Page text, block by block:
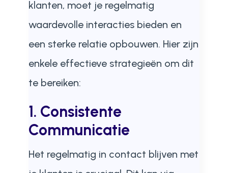
klanten, moet je regelmatig
waardevolle interacties bieden en
een sterke relatie opbouwen. Hier zijn
enkele effectieve strategieën om dit
te bereiken:
1. Consistente
Communicatie
Het regelmatig in contact blijven met